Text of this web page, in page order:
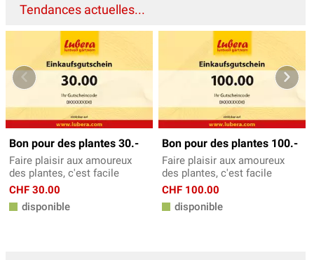
Tendances actuelles...
Bon pour des plantes 30.-
Faire plaisir aux amoureux
des plantes, c'est facile
CHF 30.00
disponible
Bon pour des plantes 100.-
Faire plaisir aux amoureux
des plantes, c'est facile
CHF 100.00
disponible